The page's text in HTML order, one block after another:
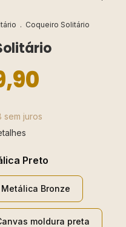
. Coqueiro Solitário
sem juros
Preto
Metálica Bronze
moldura preta